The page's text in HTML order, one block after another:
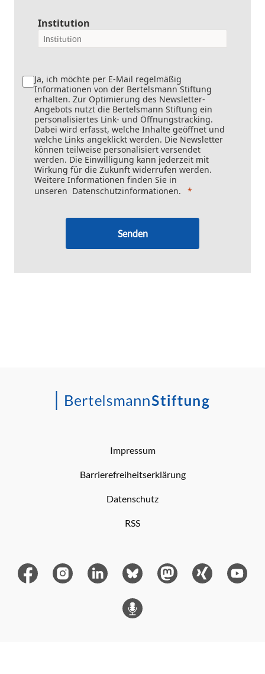
Institution
Ja, ich möchte per E-Mail regelmäßig
Informationen von der Bertelsmann Stiftung
erhalten. Zur Optimierung des Newsletter-
Angebots nutzt die Bertelsmann Stiftung ein
personalisiertes Link- und Öffnungstracking.
Dabei wird erfasst, welche Inhalte geöffnet und
welche Links angeklickt werden. Die Newsletter
können teilweise personalisiert versendet
werden. Die Einwilligung kann jederzeit mit
Wirkung für die Zukunft widerrufen werden.
Weitere Informationen finden Sie in
unseren Datenschutzinformationen.
Senden
Impressum
Barrierefreiheitserklärung
Datenschutz
RSS